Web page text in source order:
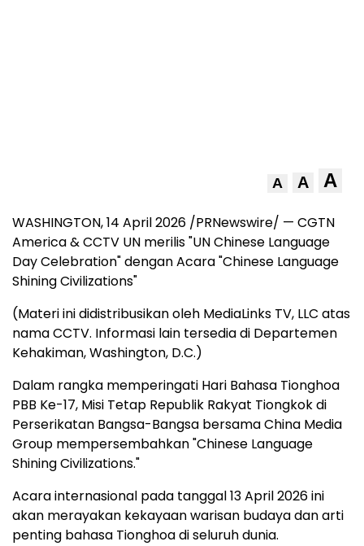
A A A
WASHINGTON,14 April 2026 /PRNewswire/ — CGTN
America & CCTV UN merilis "UN Chinese Language
Day Celebration" dengan Acara "Chinese Language
Shining Civilizations"
(Materi ini didistribusikan oleh MediaLinks TV, LLC atas
nama CCTV. Informasi lain tersedia di Departemen
Kehakiman, Washington, D.C.)
Dalam rangka memperingati Hari Bahasa Tionghoa
PBB Ke-17, Misi Tetap Republik Rakyat Tiongkok di
Perserikatan Bangsa-Bangsa bersama China Media
Group mempersembahkan "Chinese Language
Shining Civilizations."
Acara internasional pada tanggal 13 April 2026 ini
akan merayakan kekayaan warisan budaya dan arti
penting bahasa Tionghoa di seluruh dunia.